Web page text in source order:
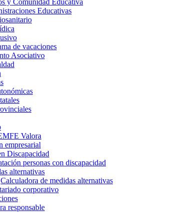
y Comunidad Educativa
Educativas
de vacaciones
Asociativo
Valora
empresarial
Discapacidad
personas con discapacidad
alternativas
Calculadora de medidas alternativas
corporativo
responsable